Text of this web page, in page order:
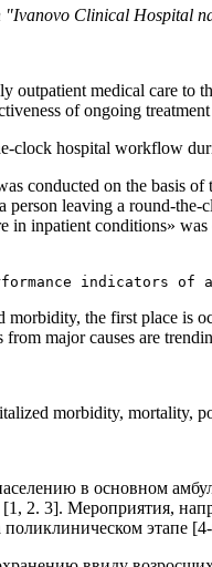
Clinical Hospital
outpatient medical care to
of ongoing
clock hospital workflow
conducted on the basis
person leaving a round-
in inpatient conditions»
indicators
the first place is
major causes are
morbidity, mortality,
в основном
2. 3]. Мероприятия,
этапе